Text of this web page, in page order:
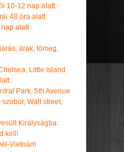
10-12 nap alatt
48 óra alatt
alatt
árak, tömeg,
Little Island
Park, 5th Avenue
Wall street,
Királyságba:
kell!
Vietnám